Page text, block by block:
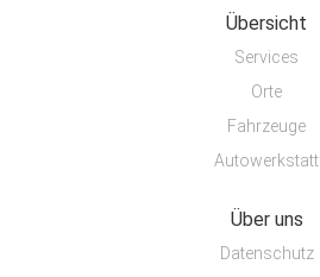
Übersicht
Services
Orte
Fahrzeuge
Autowerkstatt
Über uns
Datenschutz